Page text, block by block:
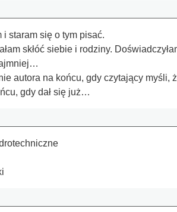
staram się o tym pisać.
skłóć siebie i rodziny.
autora na końcu, gdy czytający myśli,
gdy dał się już…